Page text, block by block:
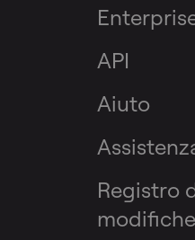
API
Aiuto
Registro
modifiche